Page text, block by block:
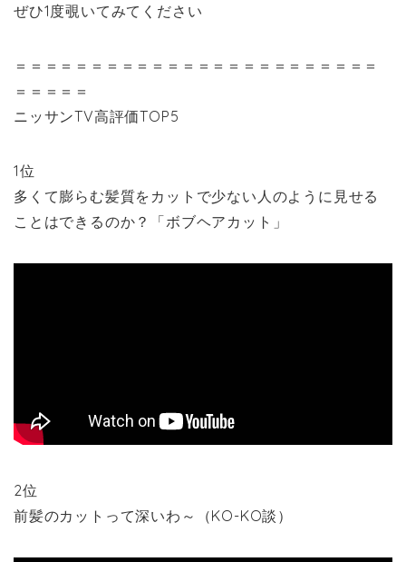
ぜひ1度覗いてみてください
＝＝＝＝＝＝＝＝＝＝＝＝＝＝＝＝＝＝＝＝＝＝＝＝
＝＝＝＝＝
ニッサンTV高評価TOP5
1位
多くて膨らむ髪質をカットで少ない人のように見せる
ことはできるのか？「ボブヘアカット」
2位
前髪のカットって深いわ～（KO-KO談）